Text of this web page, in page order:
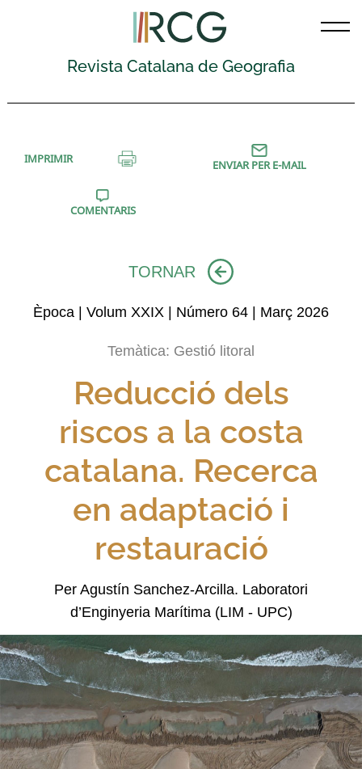
Revista Catalana de Geografia
IMPRIMIR ENVIAR PER E-MAIL
COMENTARIS
TORNAR
Època | Volum XXIX | Número 64 | Març 2026
Temàtica: Gestió litoral
Reducció dels
riscos a la costa
catalana. Recerca
en adaptació i
restauració
Per Agustín Sanchez-Arcilla. Laboratori
d’Enginyeria Marítima (LIM - UPC)